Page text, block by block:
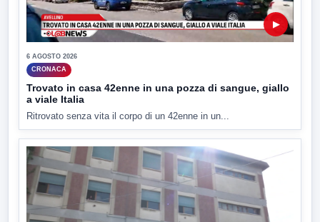
▶
6 AGOSTO 2026
CRONACA
Trovato in casa 42enne in una pozza di sangue, giallo
a viale Italia
Ritrovato senza vita il corpo di un 42enne in un...